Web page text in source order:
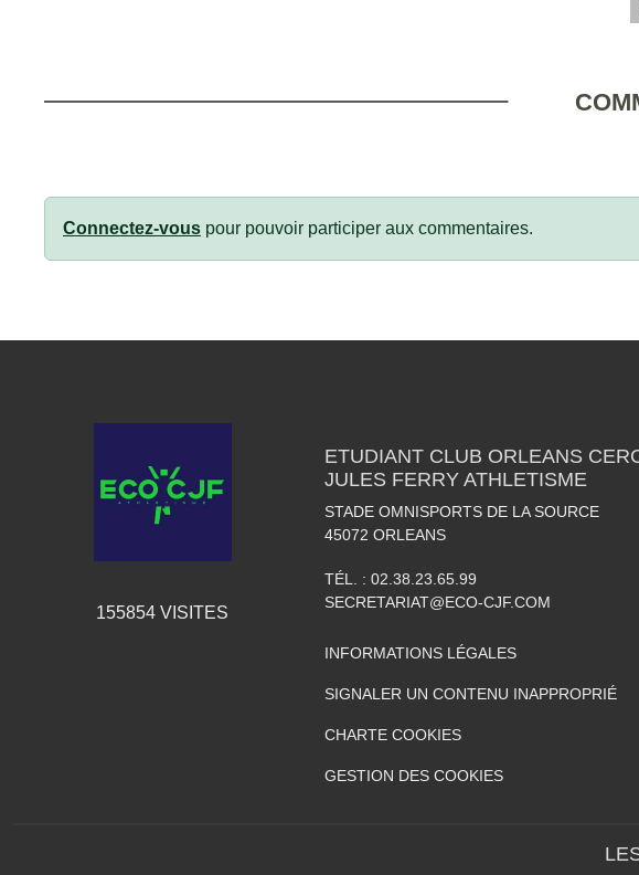
Connectez-vous pour pouvoir participer aux commentaires.
155854 VISITES
ETUDIANT CLUB ORLEANS
JULES FERRY ATHLETISME
STADE OMNISPORTS DE LA SOURCE
45072 ORLEANS
TÉL. : 02.38.23.65.99
SECRETARIAT@ECO-CJF.COM
INFORMATIONS LÉGALES
SIGNALER UN CONTENU INAPPROPRIÉ
CHARTE COOKIES
GESTION DES COOKIES